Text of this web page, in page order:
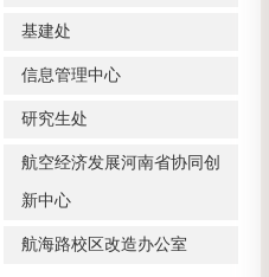
基建处
信息管理中心
研究生处
航空经济发展河南省协同创
新中心
航海路校区改造办公室